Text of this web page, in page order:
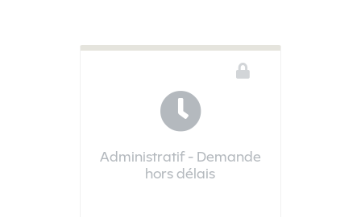
Administratif - Demande
hors délais